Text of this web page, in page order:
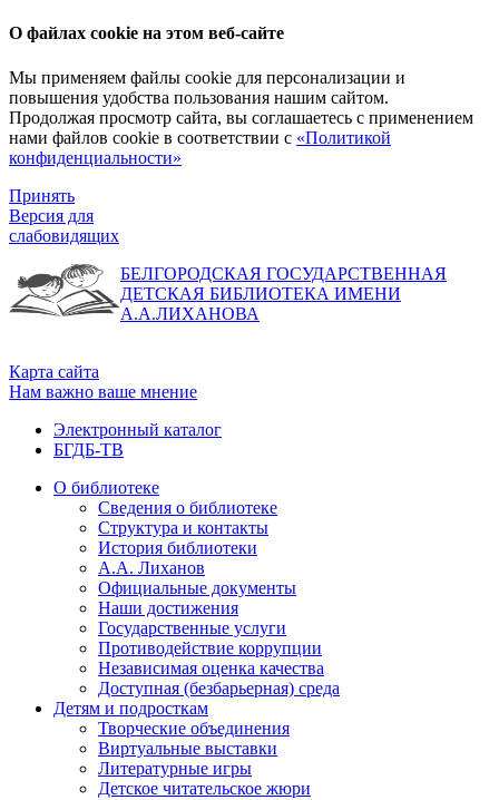
О файлах cookie на этом веб-сайте
Мы применяем файлы cookie для персонализации и
повышения удобства пользования нашим сайтом.
Продолжая просмотр сайта, вы соглашаетесь с применением
нами файлов cookie в соответствии с «Политикой
конфиденциальности»
Принять
Версия для
слабовидящих
БЕЛГОРОДСКАЯ ГОСУДАРСТВЕННАЯ
ДЕТСКАЯ БИБЛИОТЕКА ИМЕНИ
А.А.ЛИХАНОВА
Карта сайта
Нам важно ваше мнение
Электронный каталог
БГДБ-ТВ
О библиотеке
Сведения о библиотеке
Структура и контакты
История библиотеки
А.А. Лиханов
Официальные документы
Наши достижения
Государственные услуги
Противодействие коррупции
Независимая оценка качества
Доступная (безбарьерная) среда
Детям и подросткам
Творческие объединения
Виртуальные выставки
Литературные игры
Детское читательское жюри